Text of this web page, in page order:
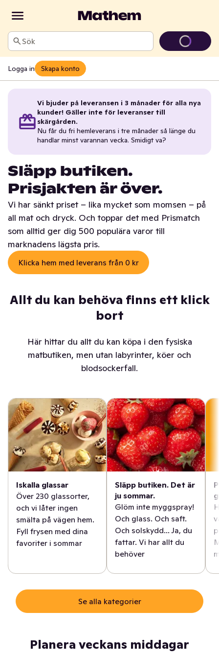
Sök
Logga in Skapa konto
Vi bjuder på leveransen i 3 månader för alla nya
kunder! Gäller inte för leveranser till
skärgården.
Nu får du fri hemleverans i tre månader så länge du
handlar minst varannan vecka. Smidigt va?
Släpp butiken.
Prisjakten är över.
Vi har sänkt priset – lika mycket som momsen – på
all mat och dryck. Och toppar det med Prismatch
som alltid ger dig 500 populära varor till
marknadens lägsta pris.
Klicka hem med leverans från 0 kr
Allt du kan behöva finns ett klick
bort
Här hittar du allt du kan köpa i den fysiska
matbutiken, men utan labyrinter, köer och
blodsockerfall.
Iskalla glassar
Över 230 glassorter,
och vi låter ingen
smälta på vägen hem.
Fyll frysen med dina
favoriter i sommar
Släpp butiken. Det är
ju sommar.
Glöm inte myggspray!
Och glass. Och saft.
Och solskydd... Ja, du
fattar. Vi har allt du
behöver
Se alla kategorier
Planera veckans middagar